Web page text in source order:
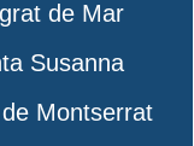
de Mar
Susanna
Montserrat